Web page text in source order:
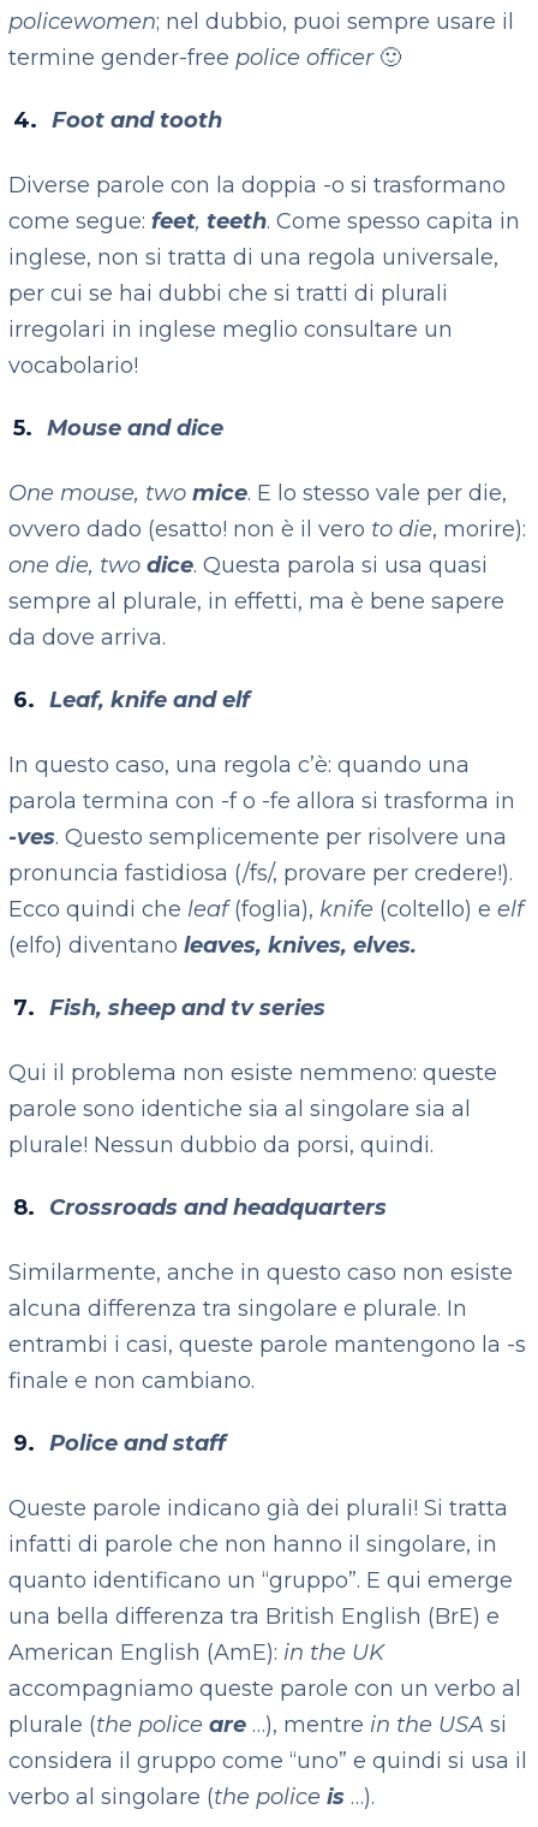
policewomen; nel dubbio, puoi sempre usare il
termine gender-free police officer 🙂
Foot and tooth
Diverse parole con la doppia -o si trasformano
come segue:feet,teeth. Come spesso capita in
inglese, non si tratta di una regola universale,
per cui se hai dubbi che si tratti di plurali
irregolari in inglese meglio consultare un
vocabolario!
Mouse and dice
One mouse, twomice. E lo stesso vale per die,
ovvero dado (esatto! non è il vero to die, morire):
one die, twodice. Questa parola si usa quasi
sempre al plurale, in effetti, ma è bene sapere
da dove arriva.
Leaf, knife and elf
In questo caso, una regola c’è: quando una
parola termina con -f o -fe allora si trasforma in
-ves. Questo semplicemente per risolvere una
pronuncia fastidiosa (/fs/, provare per credere!).
Ecco quindi che leaf(foglia), knife (coltello) eelf
(elfo) diventano leaves, knives, elves.
Fish, sheep and tv series
Qui il problema non esiste nemmeno: queste
parole sono identiche sia al singolare sia al
plurale! Nessun dubbio da porsi, quindi.
Crossroads and headquarters
Similarmente, anche in questo caso non esiste
alcuna differenza tra singolare e plurale. In
entrambi i casi, queste parole mantengono la -s
finale e non cambiano.
Police and staff
Queste parole indicano già dei plurali! Si tratta
infatti di parole che non hanno il singolare, in
quanto identificano un “gruppo”. E qui emerge
una bella differenza tra British English (BrE) e
American English (AmE): in the UK
accompagniamo queste parole con un verbo al
plurale (the policeare …), mentre in the USA si
considera il gruppo come “uno” e quindi si usa il
verbo al singolare (the policeis …).